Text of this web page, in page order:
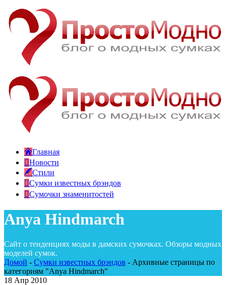
Главная
Новости
Стили
Сумки известных брэндов
Сумочки знаменитостей
Anya Hindmarch
Сайт о тенденциях моды в дамских сумочках. Обзоры модных
моделей сумок.
Домой - Сумки известных брэндов - Архивные страницы по
категориям "Anya Hindmarch"
18 Апр 2010